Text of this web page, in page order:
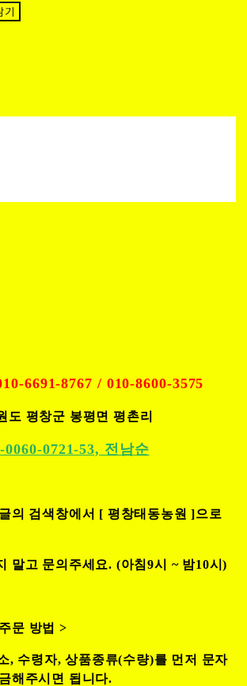
기
6691-8767 / 010-8600-3575
도 평창군 봉평면 평촌리
0060-0721-53, 전남순
의 검색창에서 [ 평창태동농원 ]으로
말고 문의주세요. (아침9시 ~ 밤10시)
문 방법 >
, 수령자, 상품종류(수량)를 먼저 문자
해주시면 됩니다.